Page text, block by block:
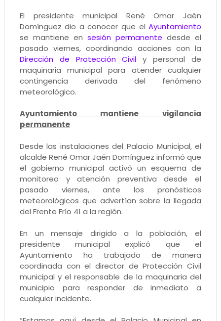
El presidente municipal René Omar Jaén
Domínguez dio a conocer que elAyuntamiento
se mantiene en sesión permanente desde el
pasado viernes, coordinando acciones con la
Dirección de Protección Civil y personal de
maquinaria municipal para atender cualquier
contingencia derivada del fenómeno
meteorológico.
Ayuntamiento mantiene vigilancia
permanente
Desde las instalaciones del Palacio Municipal, el
alcalde René Omar Jaén Domínguez informó que
el gobierno municipal activó un esquema de
monitoreo y atención preventiva desde el
pasado viernes, ante los pronósticos
meteorológicos que advertían sobre la llegada
del Frente Frío 41 a la región.
En un mensaje dirigido a la población, el
presidente municipal explicó que el
Ayuntamiento ha trabajado de manera
coordinada con el director de Protección Civil
municipal y el responsable de la maquinaria del
municipio para responder de inmediato a
cualquier incidente.